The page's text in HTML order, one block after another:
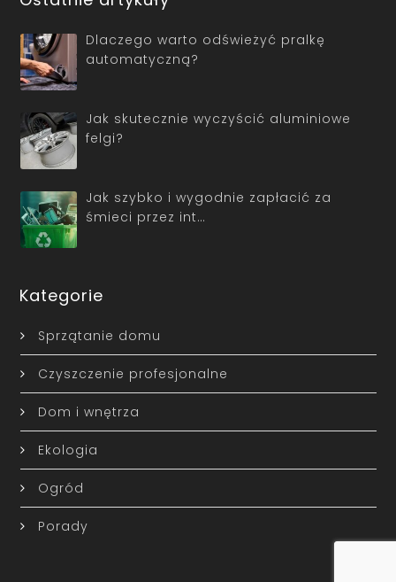
Dlaczego warto odświeżyć pralkę
automatyczną?
Jak skutecznie wyczyścić aluminiowe
felgi?
Jak szybko i wygodnie zapłacić za
śmieci przez int…
Kategorie
Sprzątanie domu
Czyszczenie profesjonalne
Dom i wnętrza
Ekologia
Ogród
Porady